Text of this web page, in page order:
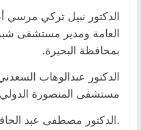
الدكتور نبيل تركي مرسي
العامة ومدير مستشفى
بمحافظة البحيرة.
الدكتور عبدالوهاب
مستشفى المنصورة
.الدكتور مصطفى عبد